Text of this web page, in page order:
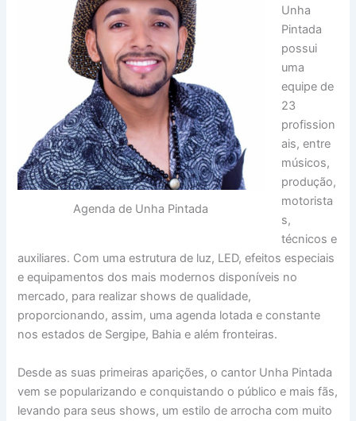
Agenda de Unha Pintada
Unha
Pintada
possui
uma
equipe de
23
profission
ais, entre
músicos,
produção,
motorista
s,
técnicos e
auxiliares. Com uma estrutura de luz, LED, efeitos especiais
e equipamentos dos mais modernos disponíveis no
mercado, para realizar shows de qualidade,
proporcionando, assim, uma agenda lotada e constante
nos estados de Sergipe, Bahia e além fronteiras.
Desde as suas primeiras aparições, o cantor Unha Pintada
vem se popularizando e conquistando o público e mais fãs,
levando para seus shows, um estilo de arrocha com muito